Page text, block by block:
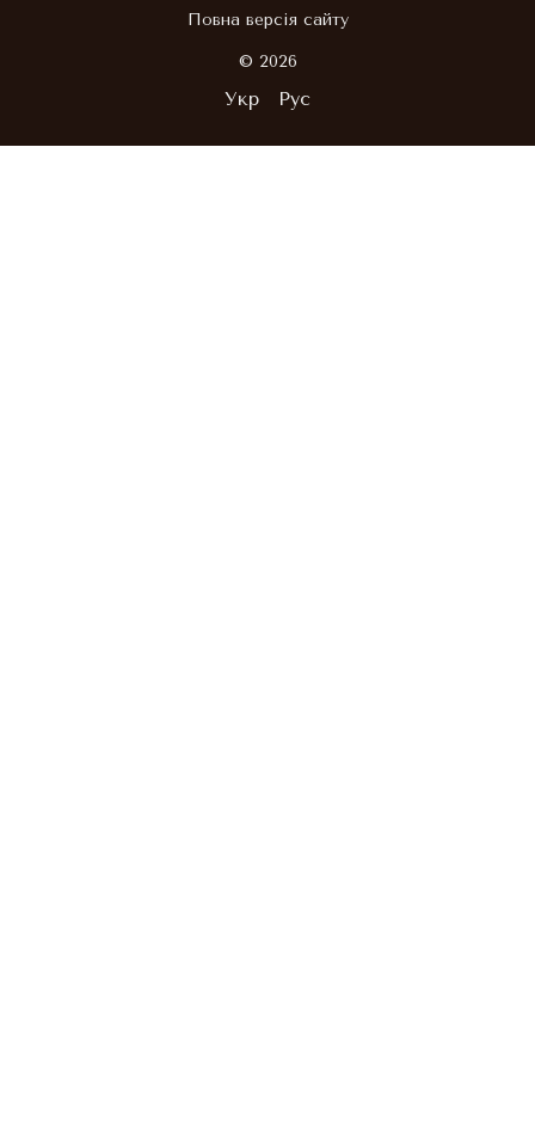
Повна версія сайту
© 2026
Укр Рус